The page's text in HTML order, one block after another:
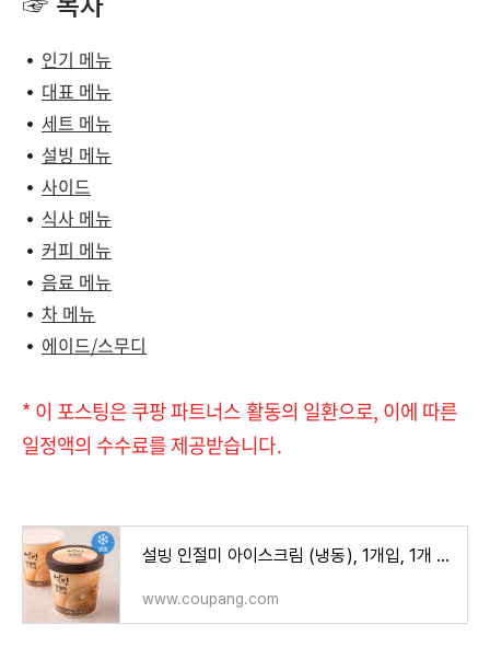
인기 메뉴
대표 메뉴
세트 메뉴
설빙 메뉴
사이드
식사 메뉴
커피 메뉴
음료 메뉴
차 메뉴
에이드/스무디
* 이 포스팅은 쿠팡 파트너스 활동의 일환으로, 이에 따른
일정액의 수수료를 제공받습니다.
설빙 인절미 아이스크림 (냉동), 1개입, 1개 - 컵류 | 쿠팡
www.coupang.com